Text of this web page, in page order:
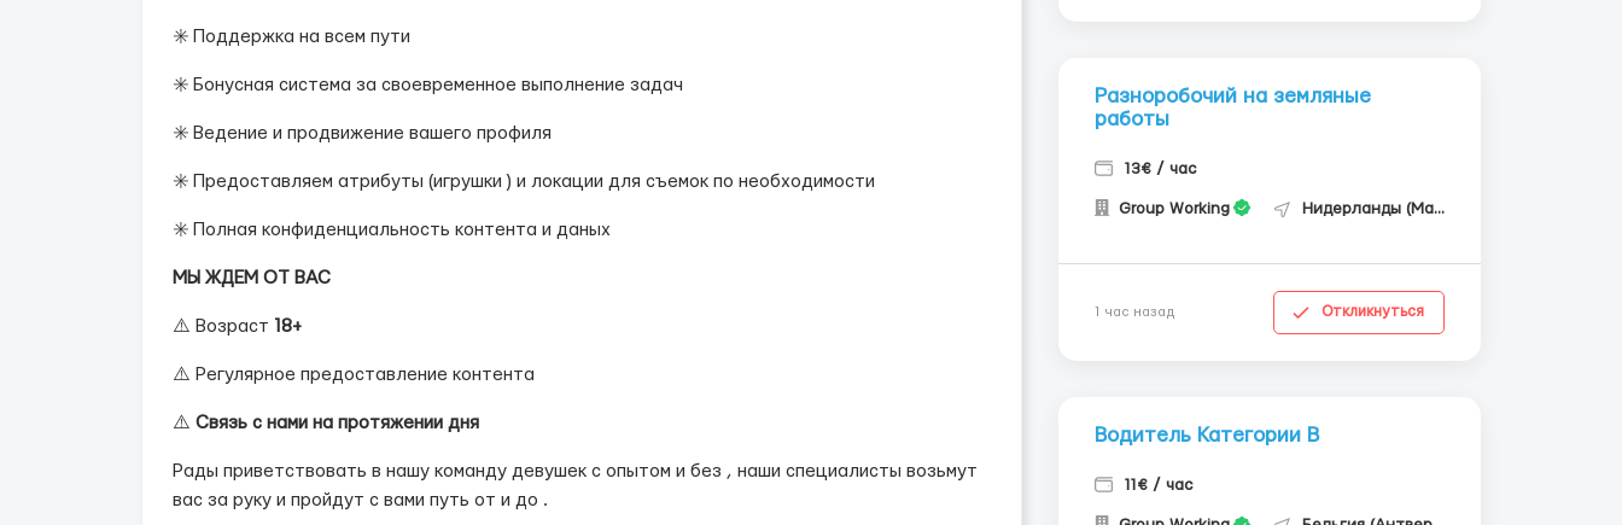
✳️ Поддержка на всем пути
✳️ Бонусная система за своевременное выполнение задач
✳️ Ведение и продвижение вашего профиля
✳️ Предоставляем атрибуты (игрушки ) и локации для съемок по необходимости
✳️ Полная конфиденциальность контента и даных
МЫ ЖДЕМ ОТ ВАС
⚠️ Возраст 18+
⚠️ Регулярное предоставление контента
⚠️ Связь с нами на протяжении дня
Рады приветствовать в нашу команду девушек с опытом и без , наши специалисты возьмут
вас за руку и пройдут с вами путь от и до .
Разноробочий на земляные
работы
13€ / час
Group Working Нидерланды (Маастрихт)
1 час назад Откликнуться
Водитель Категории В
11€ / час